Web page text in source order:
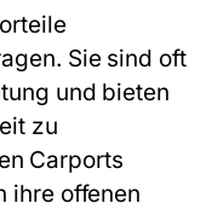
Sie sind oft
und bieten
zu
Carports
ihre offenen